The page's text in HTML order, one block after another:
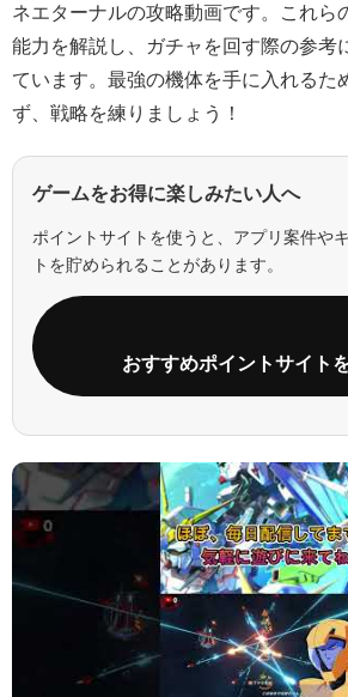
ネエターナルの攻略動画です。これら
能力を解説し、ガチャを回す際の参考
ています。最強の機体を手に入れるた
ず、戦略を練りましょう！
ゲームをお得に楽しみたい人へ
ポイントサイトを使うと、アプリ案件や
トを貯められることがあります。
おすすめポイントサイト